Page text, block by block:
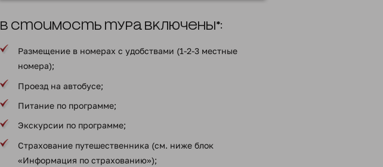
В стоимость тура включены*:
Размещение в номерах с удобствами (1-2-3 местные
номера);
Проезд на автобусе;
Питание по программе;
Экскурсии по программе;
Страхование путешественника (см. ниже блок
«Информация по страхованию»);